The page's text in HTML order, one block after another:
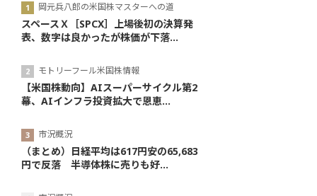
岡元兵八郎の米国株マスターへの道
スペースＸ［SPCX］上場後初の決算発
表、数字は良かったが株価が下落...
モトリーフール米国株情報
【米国株動向】AIスーパーサイクル第2
幕、AIインフラ投資拡大で恩恵...
市況概況
（まとめ）日経平均は617円安の65,683
円で反落 半導体株に売りも好...